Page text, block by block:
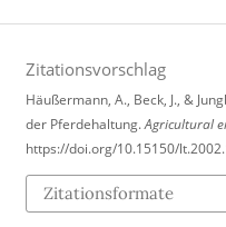
Zitationsvorschlag
Häußermann, A., Beck, J., &
der Pferdehaltung.Agricultural
https://doi.org/10.15150/
Zitationsformate